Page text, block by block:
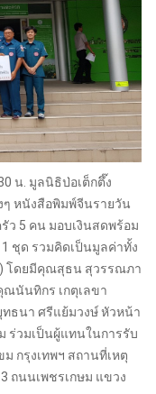
น. มูลนิธิป่อเต็กตึ๊ง
หนังสือพิมพ์จีนรายวัน
ว 5 คน มอบเงินสดพร้อม
ชุด รวมคิดเป็นมูลค่าทั้ง
โดยมีคุณสุธน สุวรรณภา
นันทิกร เกตุเลขา
ธนา ศรีแย้มวงษ์ หัวหน้า
ร่วมเป็นผู้แทนในการรับ
กรุงเทพฯ สถานที่เหตุ
ถนนเพชรเกษม แขวง